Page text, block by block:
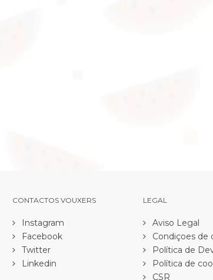
CONTACTOS VOUXERS
Instagram
Facebook
Twitter
Linkedin
LEGAL
Aviso Legal
Condiçoes de
Política de
Política de
CSR